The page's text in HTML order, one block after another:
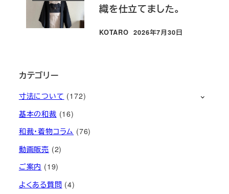
織を仕立てました。
KOTARO
投稿日
2026年7月30日
カテゴリー
寸法について (172)
基本の和裁 (16)
和裁・着物コラム (76)
動画販売 (2)
ご案内 (19)
よくある質問 (4)